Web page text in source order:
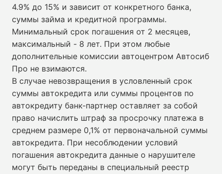
4.9% до 15% и зависит от конкретного банка,
суммы займа и кредитной программы.
Минимальный срок погашения от 2 месяцев,
максимальный - 8 лет. При этом любые
дополнительные комиссии автоцентром Автосиб
Про не взимаются.
В случае невозвращения в условленный срок
суммы автокредита или суммы процентов по
автокредиту банк-партнер оставляет за собой
право начислить штраф за просрочку платежа в
среднем размере 0,1% от первоначальной суммы
автокредита. При несоблюдении условий
погашения автокредита данные о нарушителе
могут быть переданы в специальный реестр